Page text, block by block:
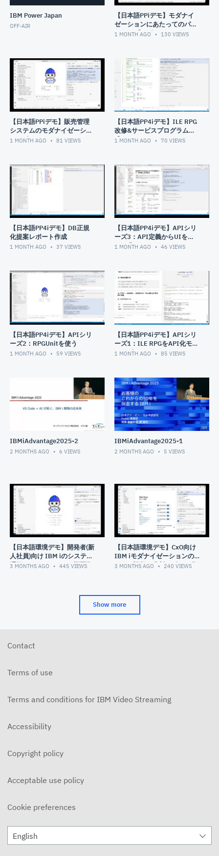
00:19:33
株式会社アグレックス：Toolbox新製品をはじめ、IBM i 基
幹システムと外部システムとの統合環境をご紹介します！
00:20:04
株式会社イグアス：IBM i の総合情報サイト「iWorld
00:21:14
Power11 登場(IBM 久野)
00:28:39
国産汎用機から IBM i へ移行成功、次のステップはAI活用
(イーネット 佐藤様)
00:53:20
APIとEDIで企業はこう変わる！アイコムにおけるサプライ
チェーン強化のための成功戦略(アイコム 岡田様)
01:07:07
IBM i 開発環境モダイナイズについて(イチネンホールディ
ングス 上野様)
01:21:00
IBM i を使った尾家流モダナイゼーション(尾家産業 越智
01:35:42
IBM i で実現する未来志向のDX基盤について(エム・シーシ
ー食品 石川様)
01:53:20
IBM Power Japan
OFF-AIR
【日本語PPiデモ】モダナイ
ゼーションにあたってのパイ
ロットプログラムのアセスメ
1 MONTH AGO 130 VIEWS
【日本語PPiデモ】販売管理
システムのモダナイゼーショ
ンレポート
1 MONTH AGO 81 VIEWS
【日本語PP4iデモ】ILE RPG
改修&サービスプログラム作
成&RPGUnit
1 MONTH AGO 70 VIEWS
【日本語PP4iデモ】DB正規
化提案レポート作成
1 MONTH AGO 37 VIEWS
【日本語PP4iデモ】APIシリ
ーズ3：API定義からUIを
Web化
1 MONTH AGO 46 VIEWS
【日本語PP4iデモ】APIシリ
ーズ2：RPGUnitを使う
1 MONTH AGO 59 VIEWS
【日本語PP4iデモ】APIシリ
ーズ1：ILE RPGをAPI化モダ
ナイズ
1 MONTH AGO 85 VIEWS
IBMiAdvantage2025-2
2 MONTHS AGO 6 VIEWS
IBMiAdvantage2025-1
2 MONTHS AGO 5 VIEWS
【日本語環境デモ】開発者(新
人社員)向け IBM iのシステム
理解のためにシステム概要資
3 MONTHS AGO 445 VIEWS
【日本語環境デモ】CxO向け
IBM iモダナイゼーションの
ための評価・分析レポート作
3 MONTHS AGO 240 VIEWS
Show more
Contact
Terms of use
Terms and conditions for IBM Video Streaming
Accessibility
Copyright policy
Acceptable use policy
Cookie preferences
English